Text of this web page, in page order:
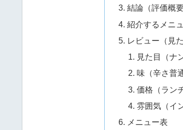
結論（評価概要
紹介するメニ
レビュー（見
見た目（ナ
味（辛さ普
価格（ラン
雰囲気（イ
メニュー表